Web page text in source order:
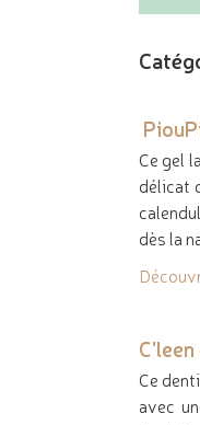
Ce gel
délicat
dès la
Ce
avec